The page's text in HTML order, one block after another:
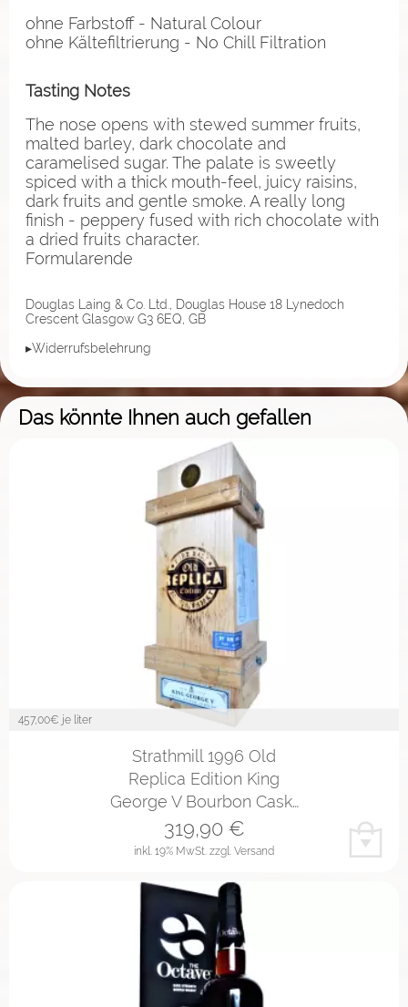
ohne Farbstoff - Natural Colour
ohne Kältefiltrierung - No Chill Filtration
Tasting Notes
The nose opens with stewed summer fruits,
malted barley, dark chocolate and
caramelised sugar. The palate is sweetly
spiced with a thick mouth-feel, juicy raisins,
dark fruits and gentle smoke. A really long
finish - peppery fused with rich chocolate with
a dried fruits character.
Formularende
Douglas Laing & Co. Ltd., Douglas House 18 Lynedoch
Crescent Glasgow G3 6EQ, GB
▸Widerrufsbelehrung
Das könnte Ihnen auch gefallen
457,00€ je liter
Strathmill 1996 Old
Replica Edition King
George V Bourbon Cask…
inkl. 19% MwSt. zzgl. Versand
319,90€